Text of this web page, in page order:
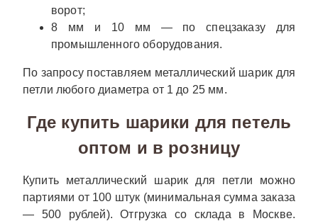
ворот;
8 мм и 10 мм — по спецзаказу для
промышленного оборудования.
По запросу поставляем металлический шарик для
петли любого диаметра от 1 до 25 мм.
Где купить шарики для петель
оптом и в розницу
Купить металлический шарик для петли можно
партиями от 100 штук (минимальная сумма заказа
— 500 рублей). Отгрузка со склада в Москве.